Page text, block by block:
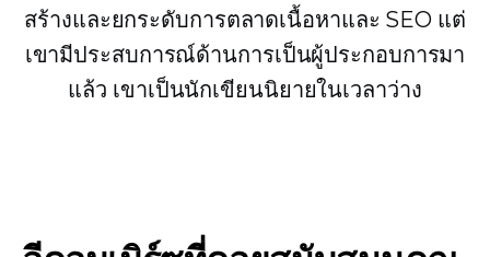
สร้างและยกระดับการตลาดเนื้อหาและ SEO แต่
เขามีประสบการณ์ด้านการเป็นผู้ประกอบการมา
แล้ว เขาเป็นนักเขียนนิยายในเวลาว่าง